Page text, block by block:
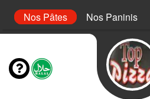
Nos Pâtes Nos Paninis